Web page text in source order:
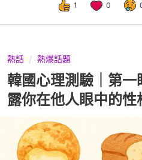
1 0
熱話 熱爆話題
韓國心理測驗｜第
露你在他人眼中的性